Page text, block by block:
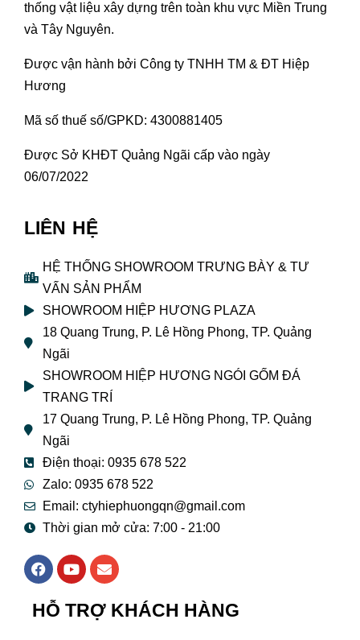
thống vật liệu xây dựng trên toàn khu vực Miền Trung
và Tây Nguyên.
Được vận hành bởi Công ty TNHH TM & ĐT Hiệp
Hương
Mã số thuế số/GPKD: 4300881405
Được Sở KHĐT Quảng Ngãi cấp vào ngày
06/07/2022
LIÊN HỆ
HỆ THỐNG SHOWROOM TRƯNG BÀY & TƯ
VẤN SẢN PHẨM
SHOWROOM HIỆP HƯƠNG PLAZA
18 Quang Trung, P. Lê Hồng Phong, TP. Quảng
Ngãi
SHOWROOM HIỆP HƯƠNG NGÓI GỐM ĐÁ
TRANG TRÍ
17 Quang Trung, P. Lê Hồng Phong, TP. Quảng
Ngãi
Điện thoại: 0935 678 522
Zalo: 0935 678 522
Email: ctyhiephuongqn@gmail.com
Thời gian mở cửa: 7:00 - 21:00
F
a
e
b
Y
o
t
u
E
n
e
HỖ TRỢ KHÁCH HÀNG